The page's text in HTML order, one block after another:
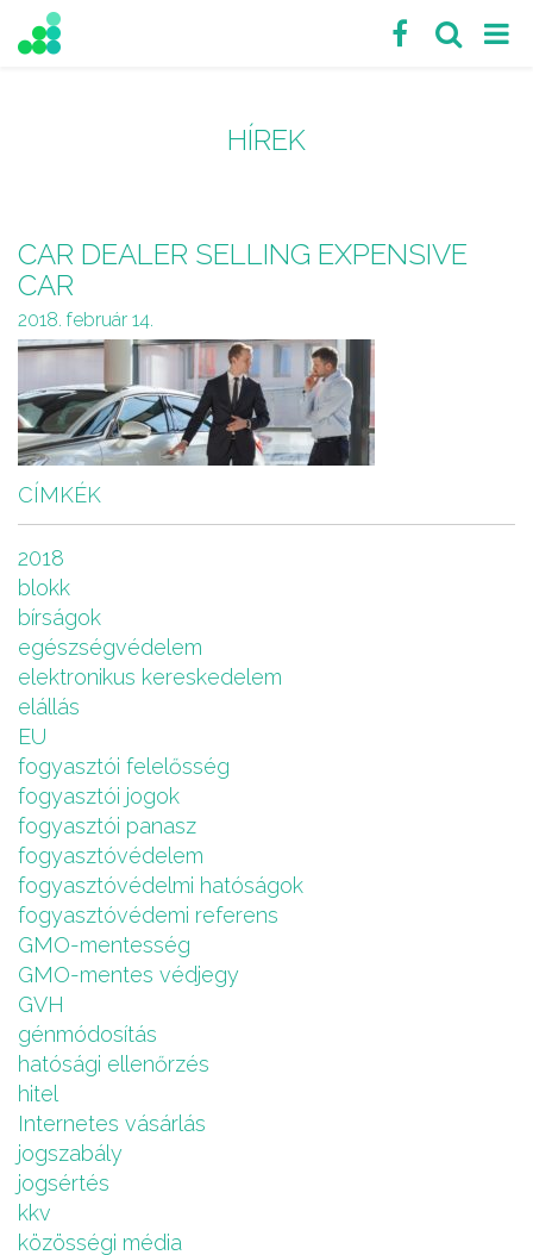
HÍREK
CAR DEALER SELLING EXPENSIVE
CAR
2018. február 14.
CÍMKÉK
2018
blokk
bírságok
egészségvédelem
elektronikus kereskedelem
elállás
EU
fogyasztói felelősség
fogyasztói jogok
fogyasztói panasz
fogyasztóvédelem
fogyasztóvédelmi hatóságok
fogyasztóvédemi referens
GMO-mentesség
GMO-mentes védjegy
GVH
génmódosítás
hatósági ellenőrzés
hitel
Internetes vásárlás
jogszabály
jogsértés
kkv
közösségi média